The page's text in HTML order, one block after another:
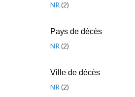
NR (2)
Pays de décès
NR (2)
Ville de décès
NR (2)